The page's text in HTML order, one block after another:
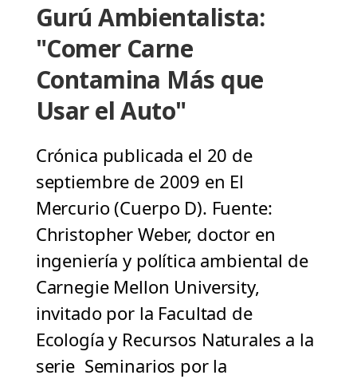
Gurú Ambientalista:
"Comer Carne
Contamina Más que
Usar el Auto"
Crónica publicada el 20 de
septiembre de 2009 en El
Mercurio (Cuerpo D). Fuente:
Christopher Weber, doctor en
ingeniería y política ambiental de
Carnegie Mellon University,
invitado por la Facultad de
Ecología y Recursos Naturales a la
serie Seminarios por la